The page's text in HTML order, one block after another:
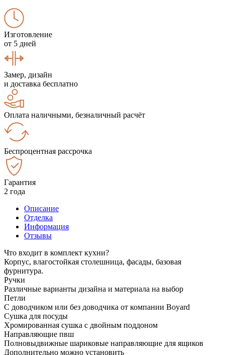
Изготовление
от 5 дней
Замер, дизайн
и доставка бесплатно
Оплата наличными, безналичный расчёт
Беспроцентная рассрочка
Гарантия
2 года
Описание
Отделка
Информация
Отзывы
Что входит в комплект кухни?
Корпус, влагостойкая столешница, фасады, базовая
фурнитура.
Ручки
Различные варианты дизайна и материала на выбор
Петли
С доводчиком или без доводчика от компании Boyard
Сушка для посуды
Хромированная сушка с двойным поддоном
Направляющие пвш
Полновыдвижные шариковые направляющие для ящиков
Дополнительно можно установить